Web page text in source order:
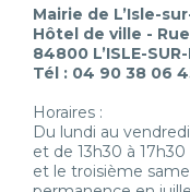
Mairie de L’Isle-
Hôtel de ville -
84800 L’ISLE-
Tél : 04 90 38 06
Horaires :
Du lundi au
et de 13h30 à 17h30
et le troisième